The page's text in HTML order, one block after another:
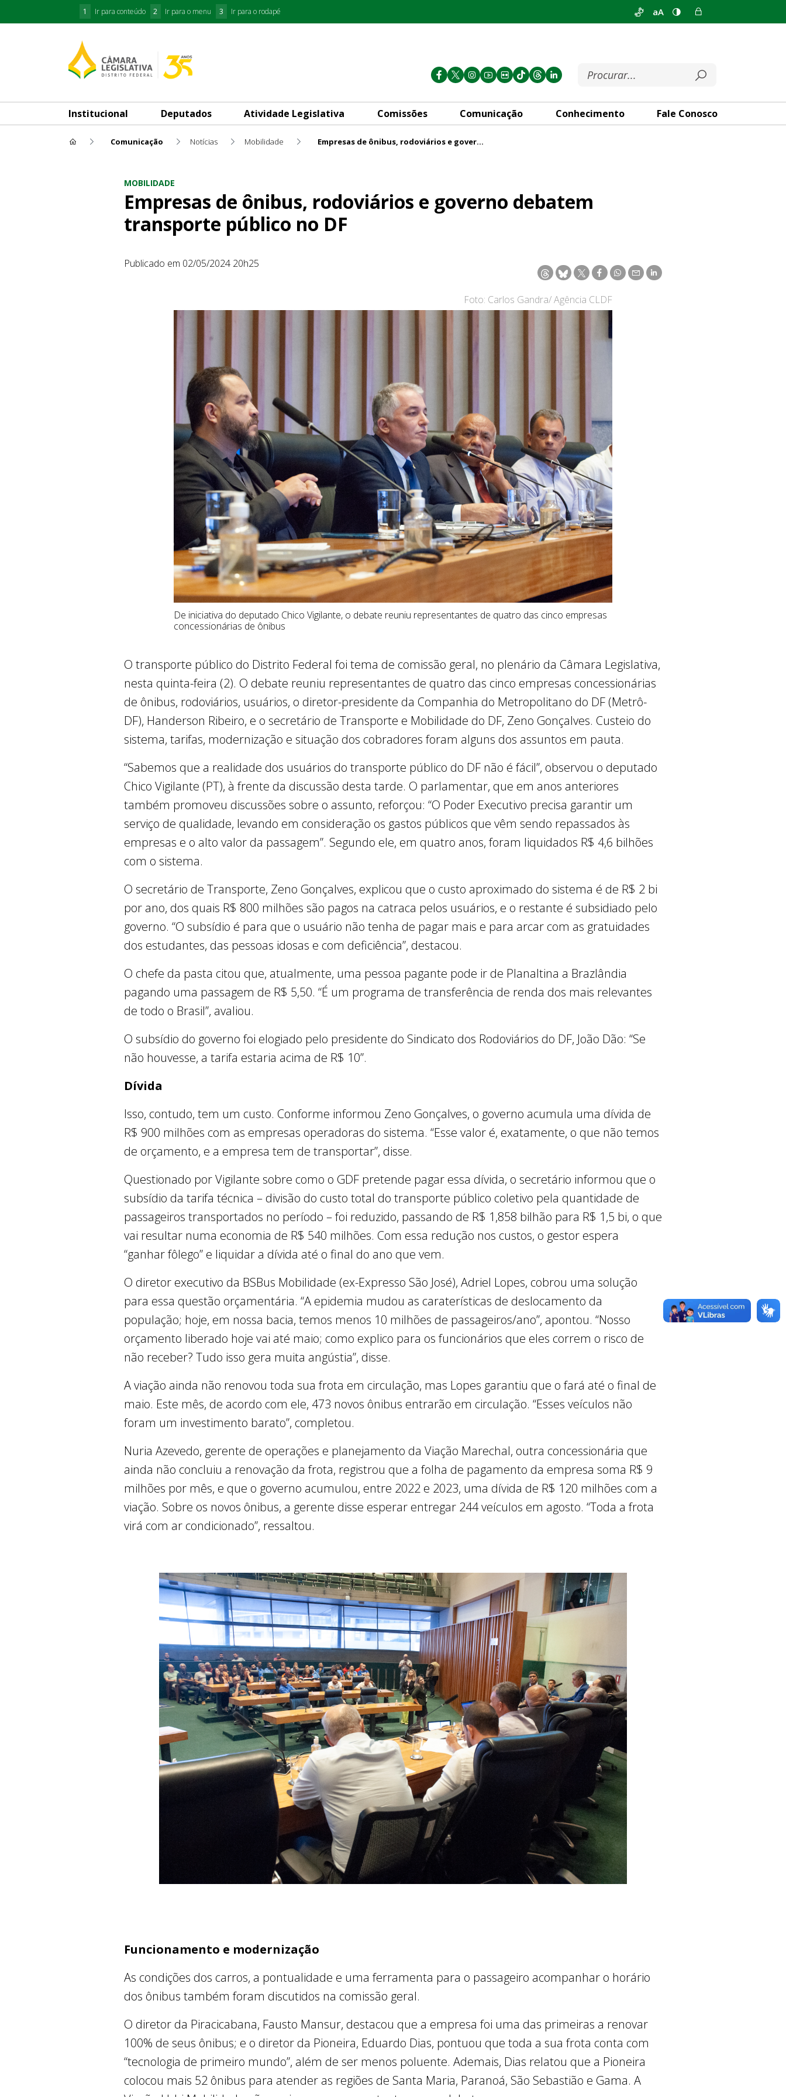
1 Ir para conteúdo 2 Ir para o menu 3 Ir para o rodapé aA
Institucional Deputados Atividade Legislativa Comissões Comunicação Conhecimento Fale Conosco
Comunicação Notícias Mobilidade Empresas de ônibus, rodoviários e governo debatem transporte público no DF
MOBILIDADE
Empresas de ônibus, rodoviários e governo debatem
transporte público no DF
Publicado em 02/05/2024 20h25
Foto: Carlos Gandra/ Agência CLDF
De iniciativa do deputado Chico Vigilante, o debate reuniu representantes de quatro das cinco empresas
concessionárias de ônibus
O transporte público do Distrito Federal foi tema de comissão geral, no plenário da Câmara Legislativa,
nesta quinta-feira (2). O debate reuniu representantes de quatro das cinco empresas concessionárias
de ônibus, rodoviários, usuários, o diretor-presidente da Companhia do Metropolitano do DF (Metrô-
DF), Handerson Ribeiro, e o secretário de Transporte e Mobilidade do DF, Zeno Gonçalves. Custeio do
sistema, tarifas, modernização e situação dos cobradores foram alguns dos assuntos em pauta.
“Sabemos que a realidade dos usuários do transporte público do DF não é fácil”, observou o deputado
Chico Vigilante (PT), à frente da discussão desta tarde. O parlamentar, que em anos anteriores
também promoveu discussões sobre o assunto, reforçou: “O Poder Executivo precisa garantir um
serviço de qualidade, levando em consideração os gastos públicos que vêm sendo repassados às
empresas e o alto valor da passagem”. Segundo ele, em quatro anos, foram liquidados R$ 4,6 bilhões
com o sistema.
O secretário de Transporte, Zeno Gonçalves, explicou que o custo aproximado do sistema é de R$ 2 bi
por ano, dos quais R$ 800 milhões são pagos na catraca pelos usuários, e o restante é subsidiado pelo
governo. “O subsídio é para que o usuário não tenha de pagar mais e para arcar com as gratuidades
dos estudantes, das pessoas idosas e com deficiência”, destacou.
O chefe da pasta citou que, atualmente, uma pessoa pagante pode ir de Planaltina a Brazlândia
pagando uma passagem de R$ 5,50. “É um programa de transferência de renda dos mais relevantes
de todo o Brasil”, avaliou.
O subsídio do governo foi elogiado pelo presidente do Sindicato dos Rodoviários do DF, João Dão: “Se
não houvesse, a tarifa estaria acima de R$ 10”.
Dívida
Isso, contudo, tem um custo. Conforme informou Zeno Gonçalves, o governo acumula uma dívida de
R$ 900 milhões com as empresas operadoras do sistema. “Esse valor é, exatamente, o que não temos
de orçamento, e a empresa tem de transportar”, disse.
Questionado por Vigilante sobre como o GDF pretende pagar essa dívida, o secretário informou que o
subsídio da tarifa técnica – divisão do custo total do transporte público coletivo pela quantidade de
passageiros transportados no período – foi reduzido, passando de R$ 1,858 bilhão para R$ 1,5 bi, o que
vai resultar numa economia de R$ 540 milhões. Com essa redução nos custos, o gestor espera
“ganhar fôlego” e liquidar a dívida até o final do ano que vem.
O diretor executivo da BSBus Mobilidade (ex-Expresso São José), Adriel Lopes, cobrou uma solução
para essa questão orçamentária. “A epidemia mudou as caraterísticas de deslocamento da
população; hoje, em nossa bacia, temos menos 10 milhões de passageiros/ano”, apontou. “Nosso
orçamento liberado hoje vai até maio; como explico para os funcionários que eles correm o risco de
não receber? Tudo isso gera muita angústia”, disse.
A viação ainda não renovou toda sua frota em circulação, mas Lopes garantiu que o fará até o final de
maio. Este mês, de acordo com ele, 473 novos ônibus entrarão em circulação. “Esses veículos não
foram um investimento barato”, completou.
Nuria Azevedo, gerente de operações e planejamento da Viação Marechal, outra concessionária que
ainda não concluiu a renovação da frota, registrou que a folha de pagamento da empresa soma R$ 9
milhões por mês, e que o governo acumulou, entre 2022 e 2023, uma dívida de R$ 120 milhões com a
viação. Sobre os novos ônibus, a gerente disse esperar entregar 244 veículos em agosto. “Toda a frota
virá com ar condicionado”, ressaltou.
Funcionamento e modernização
As condições dos carros, a pontualidade e uma ferramenta para o passageiro acompanhar o horário
dos ônibus também foram discutidos na comissão geral.
O diretor da Piracicabana, Fausto Mansur, destacou que a empresa foi uma das primeiras a renovar
100% de seus ônibus; e o diretor da Pioneira, Eduardo Dias, pontuou que toda a sua frota conta com
“tecnologia de primeiro mundo”, além de ser menos poluente. Ademais, Dias relatou que a Pioneira
colocou mais 52 ônibus para atender as regiões de Santa Maria, Paranoá, São Sebastião e Gama. A